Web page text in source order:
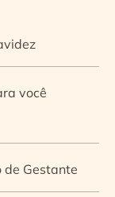
você
de Gestante